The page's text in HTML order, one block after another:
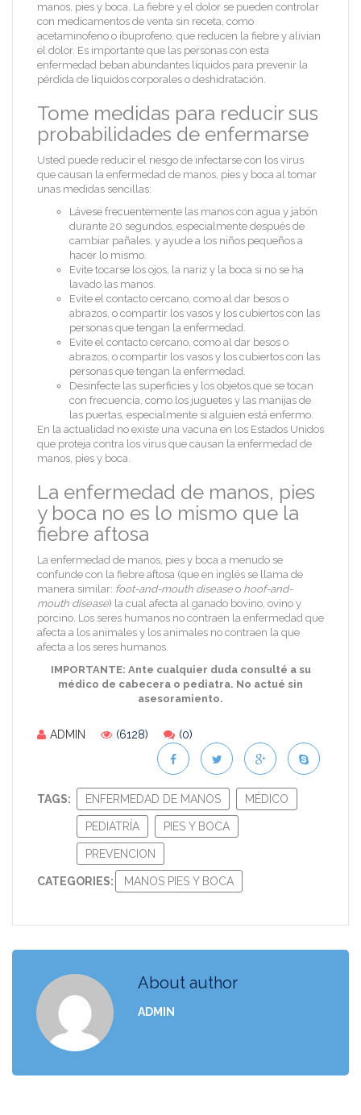
manos, pies y boca. La fiebre y el dolor se pueden controlar
con medicamentos de venta sin receta, como
acetaminofeno o ibuprofeno, que reducen la fiebre y alivian
el dolor. Es importante que las personas con esta
enfermedad beban abundantes líquidos para prevenir la
pérdida de líquidos corporales o deshidratación.
Tome medidas para reducir sus
probabilidades de enfermarse
Usted puede reducir el riesgo de infectarse con los virus
que causan la enfermedad de manos, pies y boca al tomar
unas medidas sencillas:
Lávese frecuentemente las manos con agua y jabón
durante 20 segundos, especialmente después de
cambiar pañales, y ayude a los niños pequeños a
hacer lo mismo.
Evite tocarse los ojos, la nariz y la boca si no se ha
lavado las manos.
Evite el contacto cercano, como al dar besos o
abrazos, o compartir los vasos y los cubiertos con las
personas que tengan la enfermedad.
Evite el contacto cercano, como al dar besos o
abrazos, o compartir los vasos y los cubiertos con las
personas que tengan la enfermedad.
Desinfecte las superficies y los objetos que se tocan
con frecuencia, como los juguetes y las manijas de
las puertas, especialmente si alguien está enfermo.
En la actualidad no existe una vacuna en los Estados Unidos
que proteja contra los virus que causan la enfermedad de
manos, pies y boca.
La enfermedad de manos, pies
y boca no es lo mismo que la
fiebre aftosa
La enfermedad de manos, pies y boca a menudo se
confunde con la fiebre aftosa (que en inglés se llama de
manera similar: foot-and-mouth disease o hoof-and-
mouth disease) la cual afecta al ganado bovino, ovino y
porcino. Los seres humanos no contraen la enfermedad que
afecta a los animales y los animales no contraen la que
afecta a los seres humanos.
IMPORTANTE: Ante cualquier duda consulté a su
médico de cabecera o pediatra. No actué sin
asesoramiento.
ADMIN (6128) (0)
TAGS: ENFERMEDAD DE MANOS MÉDICO
PEDIATRÍA PIES Y BOCA
PREVENCION
CATEGORIES: MANOS PIES Y BOCA
About author
ADMIN